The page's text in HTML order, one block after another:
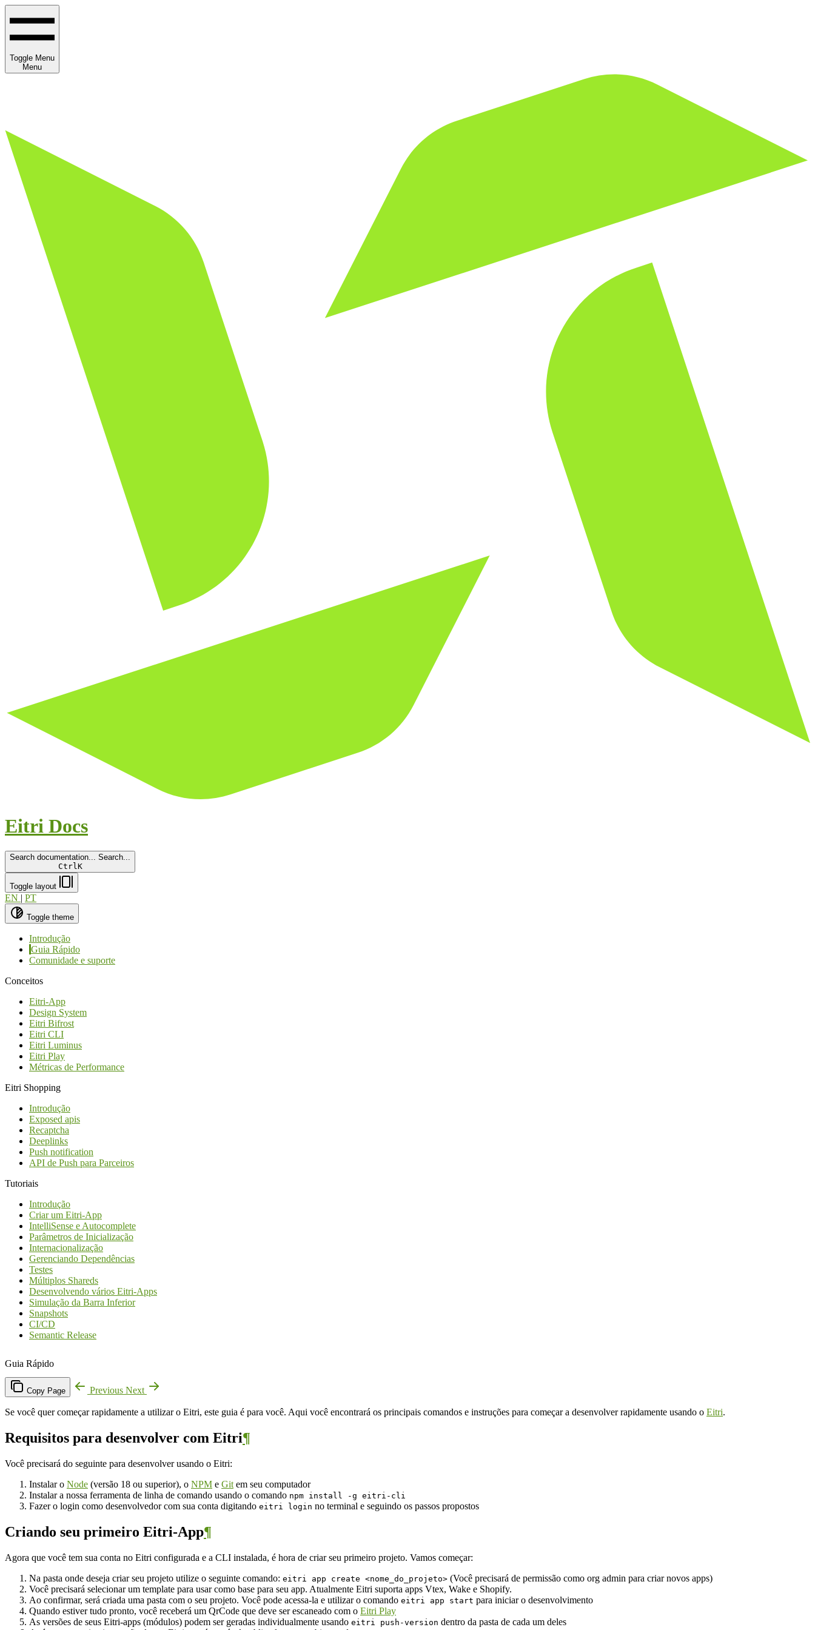
Toggle Menu
Menu
Eitri Docs
Search documentation...
Search...
Ctrl K
Toggle layout
EN | PT
Toggle theme
Introdução
Guia Rápido
Comunidade e suporte
Conceitos
Eitri-App
Design System
Eitri Bifrost
Eitri CLI
Eitri Luminus
Eitri Play
Métricas de Performance
Eitri Shopping
Introdução
Exposed apis
Recaptcha
Deeplinks
Push notification
API de Push para Parceiros
Tutoriais
Introdução
Criar um Eitri-App
IntelliSense e Autocomplete
Parâmetros de Inicialização
Internacionalização
Gerenciando Dependências
Testes
Múltiplos Shareds
Desenvolvendo vários Eitri-Apps
Simulação da Barra Inferior
Snapshots
CI/CD
Semantic Release
Guia Rápido
Copy Page Previous Next
Se você quer começar rapidamente a utilizar o Eitri, este guia é para você. Aqui você encontrará os principais comandos e instruções para começar a desenvolver rapidamente usando o Eitri.
Requisitos para desenvolver com Eitri¶
Você precisará do seguinte para desenvolver usando o Eitri:
Instalar o Node (versão 18 ou superior), o NPM e Git em seu computador
Instalar a nossa ferramenta de linha de comando usando o comando npm install -g eitri-cli
Fazer o login como desenvolvedor com sua conta digitando eitri login no terminal e seguindo os passos propostos
Criando seu primeiro Eitri-App¶
Agora que você tem sua conta no Eitri configurada e a CLI instalada, é hora de criar seu primeiro projeto. Vamos começar:
Na pasta onde deseja criar seu projeto utilize o seguinte comando: eitri app create <nome_do_projeto> (Você precisará de permissão como org admin para criar novos apps)
Você precisará selecionar um template para usar como base para seu app. Atualmente Eitri suporta apps Vtex, Wake e Shopify.
Ao confirmar, será criada uma pasta com o seu projeto. Você pode acessa-la e utilizar o comando eitri app start para iniciar o desenvolvimento
Quando estiver tudo pronto, você receberá um QrCode que deve ser escaneado com o Eitri Play
As versões de seus Eitri-apps (módulos) podem ser geradas individualmente usando eitri push-version dentro da pasta de cada um deles